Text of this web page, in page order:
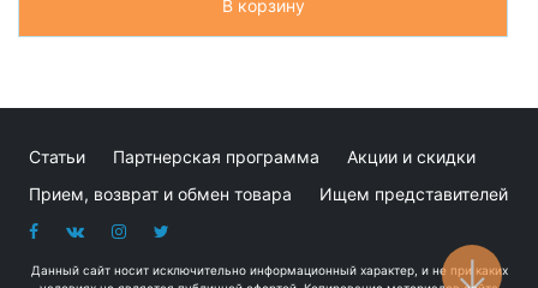
В корзину
Статьи Партнерская программа
Акции и скидки
Прием, возврат и обмен товара
Ищем представителей
Данный сайт носит исключительно информационный характер, и не при каких